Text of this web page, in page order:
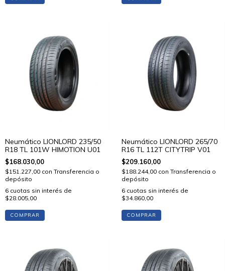
Neumático LIONLORD 235/50
R18 TL 101W HIMOTION U01
$168.030,00
$151.227,00 con Transferencia o
depósito
6 cuotas sin interés de
$28.005,00
COMPRAR
Neumático LIONLORD 265/70
R16 TL 112T CITYTRIP V01
$209.160,00
$188.244,00 con Transferencia o
depósito
6 cuotas sin interés de
$34.860,00
COMPRAR